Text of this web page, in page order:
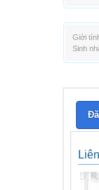
Giới
Sinh